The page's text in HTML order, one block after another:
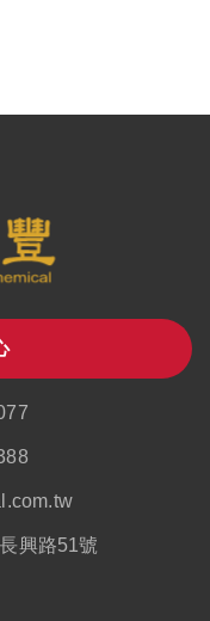
興路51號